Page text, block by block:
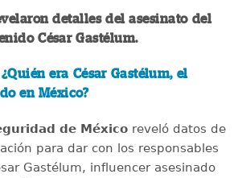
detalles del asesinato del
César Gastélum.
¿Quién era César Gastélum, el
en México?
de Méxicoreveló datos de
para dar con los responsables
Gastélum, influencer asesinado